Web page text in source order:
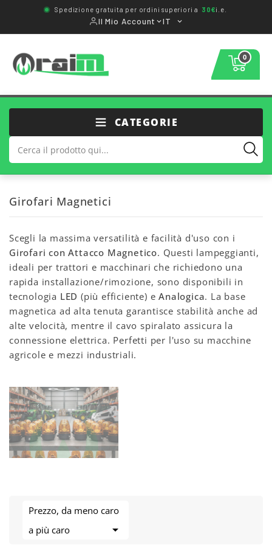
Spedizione gratuita per ordini superiori a 30€i.e.
Il Mio Account IT
0
CATEGORIE
Girofari Magnetici
Scegli la massima versatilità e facilità d'uso con i
Girofari con Attacco Magnetico. Questi lampeggianti,
ideali per trattori e macchinari che richiedono una
rapida installazione/rimozione, sono disponibili in
tecnologia LED (più efficiente) eAnalogica. La base
magnetica ad alta tenuta garantisce stabilità anche ad
alte velocità, mentre il cavo spiralato assicura la
connessione elettrica. Perfetti per l'uso su macchine
agricole e mezzi industriali.
Prezzo, da meno caro
a più caro
